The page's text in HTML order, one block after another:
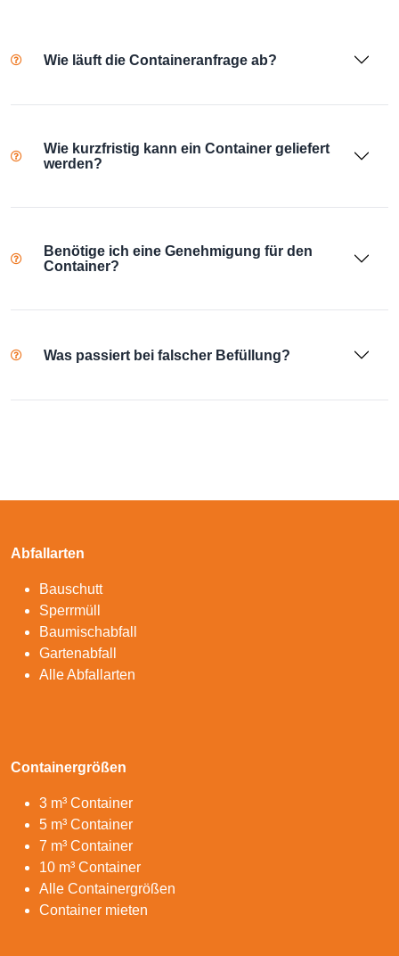
Wie läuft die Containeranfrage ab?
Wie kurzfristig kann ein Container geliefert
werden?
Benötige ich eine Genehmigung für den
Container?
Was passiert bei falscher Befüllung?
Abfallarten
Bauschutt
Sperrmüll
Baumischabfall
Gartenabfall
Alle Abfallarten
Containergrößen
3 m³ Container
5 m³ Container
7 m³ Container
10 m³ Container
Alle Containergrößen
Container mieten